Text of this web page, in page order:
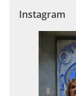
Instagram